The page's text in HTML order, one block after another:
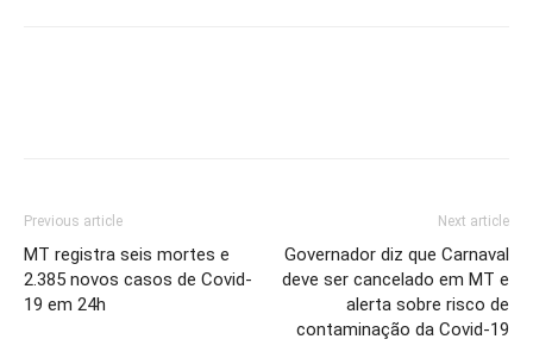
Previous article
MT registra seis mortes e
2.385 novos casos de Covid-
19 em 24h
Next article
Governador diz que Carnaval
deve ser cancelado em MT e
alerta sobre risco de
contaminação da Covid-19